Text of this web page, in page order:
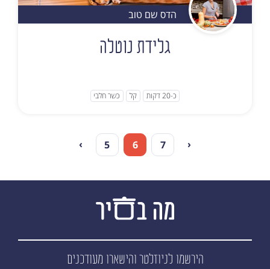
הדס שם טוב
גלידת נוטלה
כ-20 דקות קל כשר חלבי
› 5 6 7 ‹
הירשמו לניוזלטרוהישארו מעודכנים